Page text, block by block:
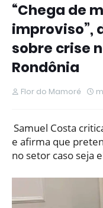
“Chega de
improviso”,
sobre crise
Rondônia
Flor do Mamoré
Samuel Costa
e afirma que
no setor caso seja